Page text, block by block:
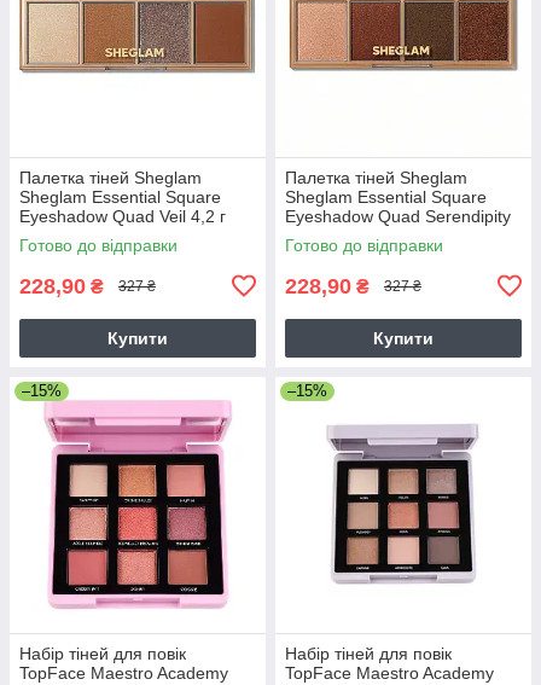
Палетка тіней Sheglam
Sheglam Essential Square
Eyeshadow Quad Veil 4,2 г
Готово до відправки
228,90 ₴ 327 ₴
Купити
Палетка тіней Sheglam
Sheglam Essential Square
Eyeshadow Quad Serendipity
4,2 г
Готово до відправки
228,90 ₴ 327 ₴
Купити
–15%
Набір тіней для повік
TopFace Maestro Academy
–15%
Набір тіней для повік
TopFace Maestro Academy